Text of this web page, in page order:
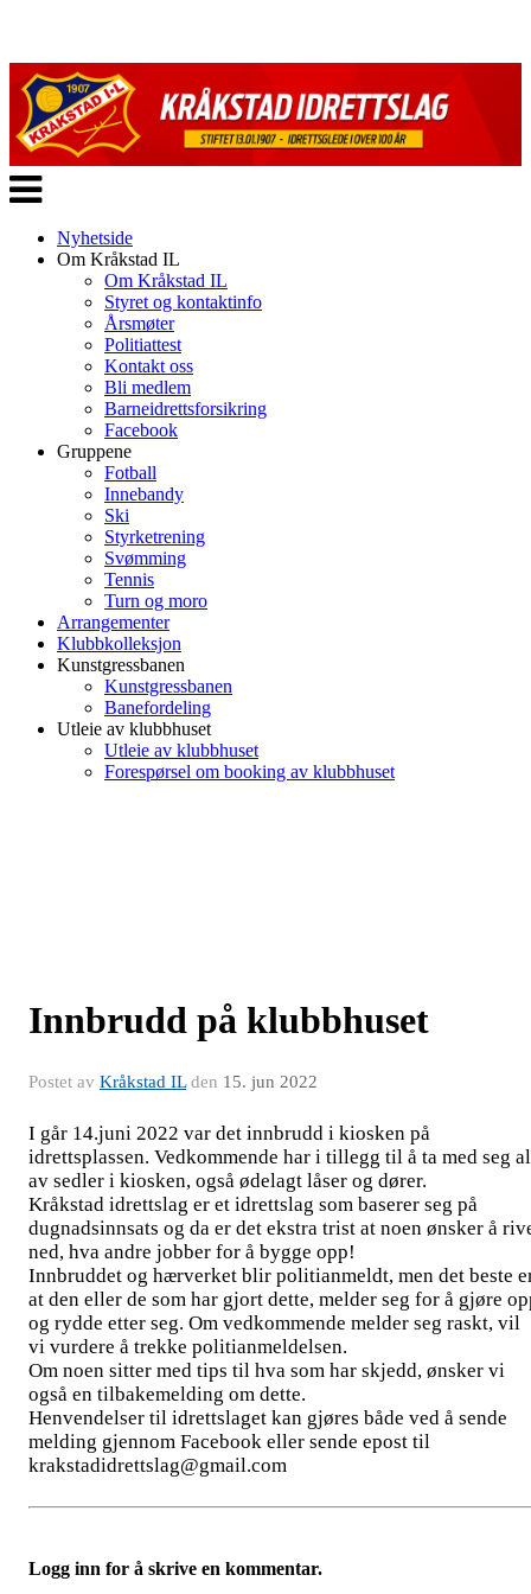
Veksle
navigasjon
Nyhetside
Om Kråkstad IL
Om Kråkstad IL
Styret og kontaktinfo
Årsmøter
Politiattest
Kontakt oss
Bli medlem
Barneidrettsforsikring
Facebook
Gruppene
Fotball
Innebandy
Ski
Styrketrening
Svømming
Tennis
Turn og moro
Arrangementer
Klubbkolleksjon
Kunstgressbanen
Kunstgressbanen
Banefordeling
Utleie av klubbhuset
Utleie av klubbhuset
Forespørsel om booking av klubbhuset
Innbrudd på klubbhuset
Postet av Kråkstad ILden 15. jun 2022
I går 14.juni 2022 var det innbrudd i kiosken på
idrettsplassen. Vedkommende har i tillegg til å ta med seg
av sedler i kiosken, også ødelagt låser og dører.
Kråkstad idrettslag er et idrettslag som baserer seg på
dugnadsinnsats og da er det ekstra trist at noen ønsker å
ned, hva andre jobber for å bygge opp!
Innbruddet og hærverket blir politianmeldt, men det beste
at den eller de som har gjort dette, melder seg for å gjøre
og rydde etter seg. Om vedkommende melder seg raskt, vil
vi vurdere å trekke politianmeldelsen.
Om noen sitter med tips til hva som har skjedd, ønsker vi
også en tilbakemelding om dette.
Henvendelser til idrettslaget kan gjøres både ved å sende
melding gjennom Facebook eller sende epost til
krakstadidrettslag@gmail.com
Logg inn for å skrive en kommentar.